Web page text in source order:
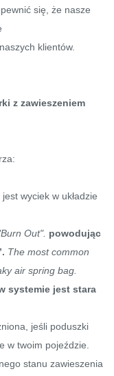
się, że nasze
klientów.
z zawieszeniem
wyciek w układzie
Out". powodując
The most common
air spring bag.
systemie jest stara
jeśli poduszki
w twoim pojeździe.
stanu zawieszenia